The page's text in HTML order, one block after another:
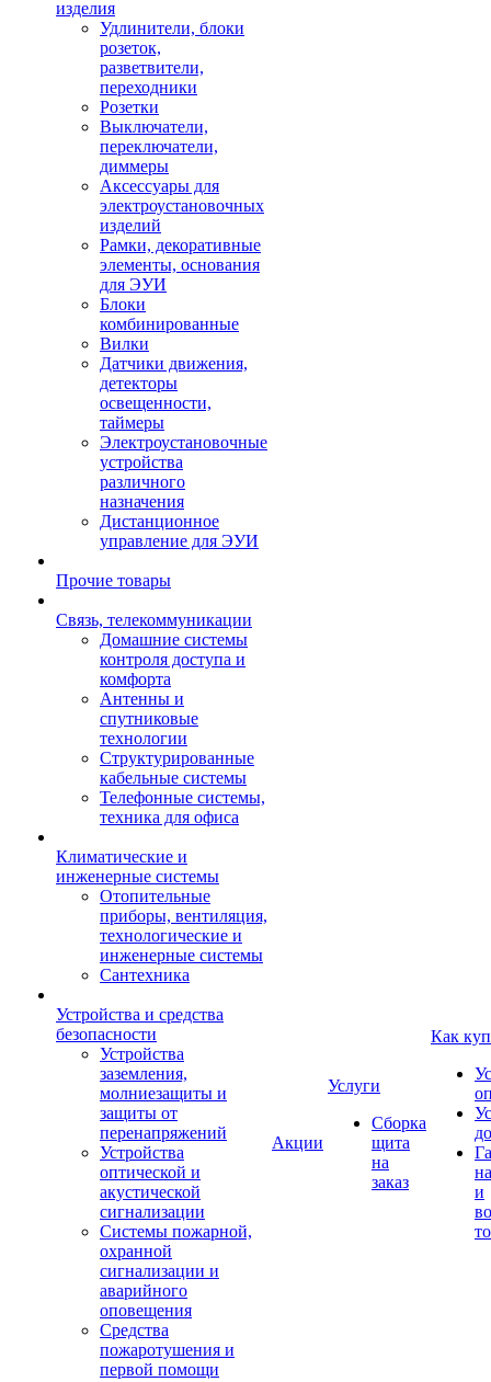
изделия
Удлинители, блоки
розеток,
разветвители,
переходники
Розетки
Выключатели,
переключатели,
диммеры
Аксессуары для
электроустановочных
изделий
Рамки, декоративные
элементы, основания
для ЭУИ
Блоки
комбинированные
Вилки
Датчики движения,
детекторы
освещенности,
таймеры
Электроустановочные
устройства
различного
назначения
Дистанционное
управление для ЭУИ
Прочие товары
Связь, телекоммуникации
Домашние системы
контроля доступа и
комфорта
Антенны и
спутниковые
технологии
Структурированные
кабельные системы
Телефонные системы,
техника для офиса
Климатические и
инженерные системы
Отопительные
приборы, вентиляция,
технологические и
инженерные системы
Сантехника
Устройства и средства
безопасности
Устройства
заземления,
молниезащиты и
защиты от
перенапряжений
Устройства
оптической и
акустической
сигнализации
Системы пожарной,
охранной
сигнализации и
аварийного
оповещения
Средства
пожаротушения и
первой помощи
Акции
Услуги
Сборка
щита
на
заказ
Как
и